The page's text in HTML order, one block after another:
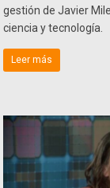
gestión de Javier
ciencia y tecnología.
Leer más